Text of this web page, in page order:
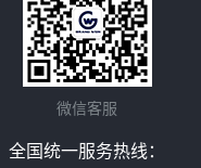
微信客服
全国统一服务热线：